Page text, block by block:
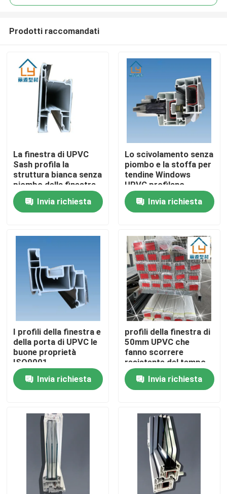
Casa
video
Circa noi
Giro della fabbrica
Controllo di qualità
Contattici
Richieda una citazione
Profili della porta di UPVC
Profili della finestra di UPVC
Prodotti raccomandati
La finestra di UPVC
Sash profila la
struttura bianca senza
piombo della finestra
di scivolamento
Invia richiesta
Lo scivolamento senza
piombo e la stoffa per
tendine Windows
UPVC profilano
insettifugo rendono
incombustibile
Invia richiesta
I profili della finestra e
della porta di UPVC le
buone proprietà
ISO9001
dell'isolamento
termico approvate
Invia richiesta
profili della finestra di
50mm UPVC che
fanno scorrere
resistente del tempo
di apertura della
stoffa per tendine su
misura
Invia richiesta